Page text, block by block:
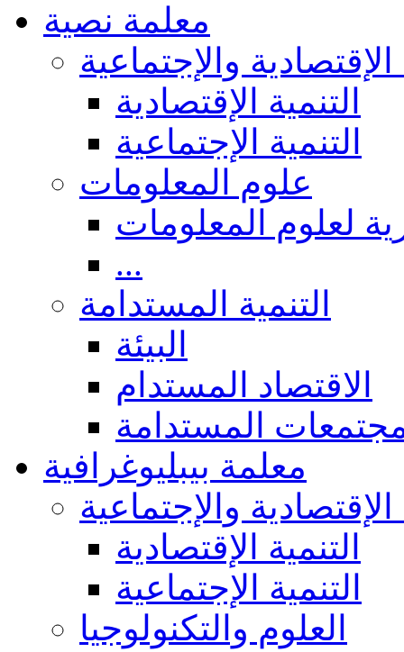
معلمة نصية
الإقتصادية والإجتماعية
التنمية الإقتصادية
التنمية الإجتماعية
علوم المعلومات
لعلوم المعلومات
...
التنمية المستدامة
البيئة
الاقتصاد المستدام
المستدامة
معلمة بيبليوغرافية
الإقتصادية والإجتماعية
التنمية الإقتصادية
التنمية الإجتماعية
العلوم والتكنولوجيا